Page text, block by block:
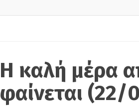
H καλή μέρα
φαίνεται (22/